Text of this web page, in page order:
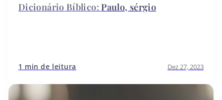
Paulo, sérgio
1 min de leitura Dez 27, 2023